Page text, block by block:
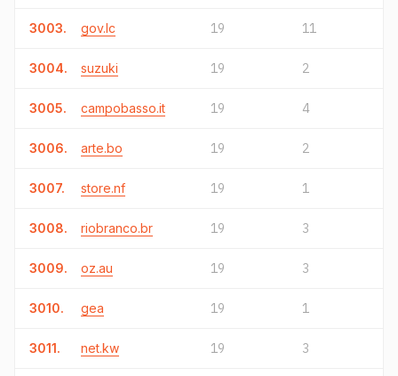
3003. gov.lc 19 11
3004. suzuki 19 2
3005. campobasso.it 19 4
3006. arte.bo 19 2
3007. store.nf 19 1
3008. riobranco.br 19 3
3009. oz.au 19 3
3010. gea 19 1
3011. net.kw 19 3